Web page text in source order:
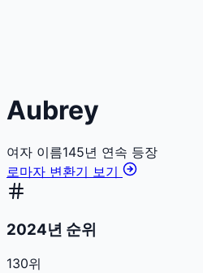
Aubrey
여자 이름145년 연속 등장
로마자 변환기 보기
2024년 순위
130위